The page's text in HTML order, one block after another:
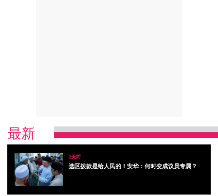
最新
2天前
选区拨款是给人民的！安华：何时变成议员专属？